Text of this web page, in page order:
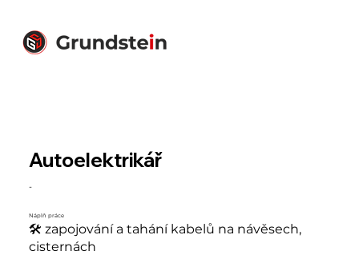
Autoelektrikář
-
Náplň práce
🛠 zapojování a tahání kabelů na návěsech,
cisternách